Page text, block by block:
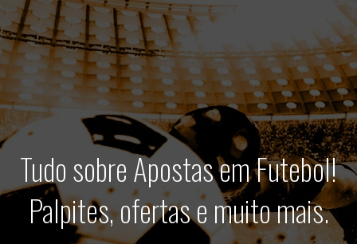
Tudo sobre Apostas em Futebol!
Palpites, ofertas e muito mais.